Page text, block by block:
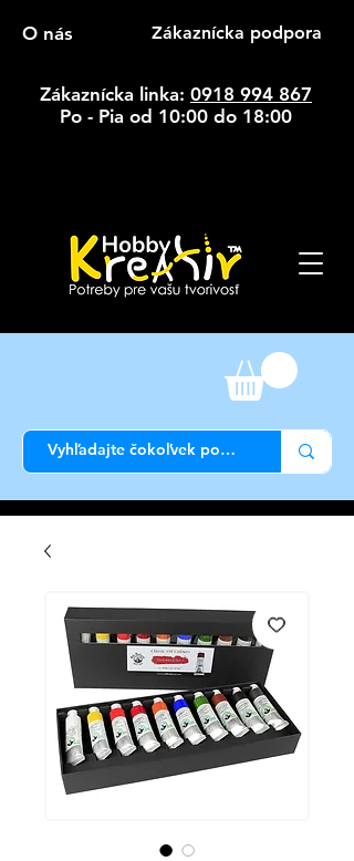
O nás Zákaznícka podpora
Zákaznícka linka: 0918 994 867
Po - Pia od 10:00 do 18:00